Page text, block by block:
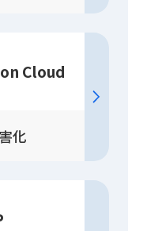
Cloud
化